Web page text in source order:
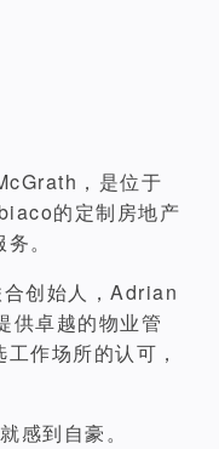
，是位于
的定制房地产
。
创始人，Adrian
供卓越的物业管
作场所的认可，
感到自豪。